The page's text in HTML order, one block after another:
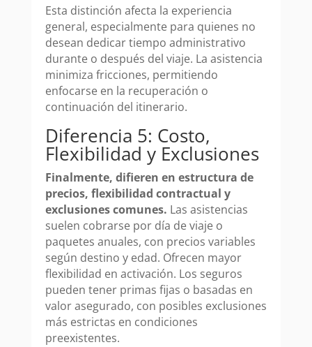
Esta distinción afecta la experiencia
general, especialmente para quienes no
desean dedicar tiempo administrativo
durante o después del viaje. La asistencia
minimiza fricciones, permitiendo
enfocarse en la recuperación o
continuación del itinerario.
Diferencia 5: Costo,
Flexibilidad y Exclusiones
Finalmente, difieren en estructura de
precios, flexibilidad contractual y
exclusiones comunes. Las asistencias
suelen cobrarse por día de viaje o
paquetes anuales, con precios variables
según destino y edad. Ofrecen mayor
flexibilidad en activación. Los seguros
pueden tener primas fijas o basadas en
valor asegurado, con posibles exclusiones
más estrictas en condiciones
preexistentes.